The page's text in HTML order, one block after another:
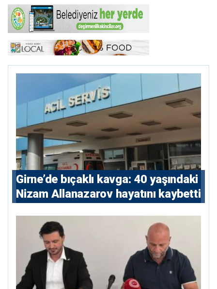
Girne’de bıçaklı kavga: 40 yaşındaki
Nizam Allanazarov hayatını kaybetti